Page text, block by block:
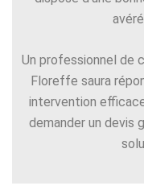
Un professionnel de
Floreffe saura
intervention
demander un devis